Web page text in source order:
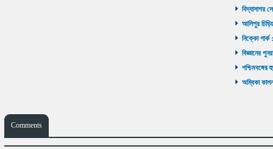
বিদ্যাসাগর
আলিপুর
নিক্কো পার্ক
বিজ্ঞানের
পশ্চিমবঙ্গের
অম্বিকা
Comments